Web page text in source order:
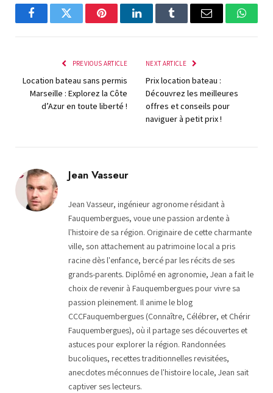
FacebookTwitter PinterestLinkedInTumblr Email
PREVIOUS ARTICLE
Location bateau sans permis
Marseille : Explorez la Côte
d’Azur en toute liberté !
NEXT ARTICLE
Prix location bateau :
Découvrez les meilleures
offres et conseils pour
naviguer à petit prix !
Jean Vasseur
Jean Vasseur, ingénieur agronome résidant à
Fauquembergues, voue une passion ardente à
l'histoire de sa région. Originaire de cette charmante
ville, son attachement au patrimoine local a pris
racine dès l'enfance, bercé par les récits de ses
grands-parents. Diplômé en agronomie, Jean a fait le
choix de revenir à Fauquembergues pour vivre sa
passion pleinement. Il anime le blog
CCCFauquembergues (Connaître, Célébrer, et Chérir
Fauquembergues), où il partage ses découvertes et
astuces pour explorer la région. Randonnées
bucoliques, recettes traditionnelles revisitées,
anecdotes méconnues de l'histoire locale, Jean sait
captiver ses lecteurs.